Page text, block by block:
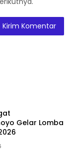
Gelar Lomba